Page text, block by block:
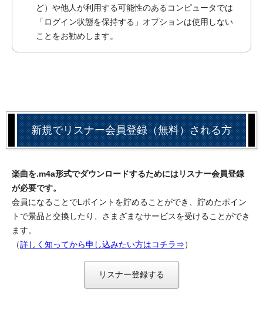
ど）や他人が利用する可能性のあるコンピュータでは
「ログイン状態を保持する」オプションは使用しない
ことをお勧めします。
新規でリスナー会員登録（無料）される方
楽曲を.m4a形式でダウンロードするためにはリスナー会員登録
が必要です。
会員になることでLポイントを貯めることができ、貯めたポイン
トで景品と交換したり、さまざまなサービスを受けることができ
ます。
（詳しく知ってから申し込みたい方はコチラ⇒）
リスナー登録する